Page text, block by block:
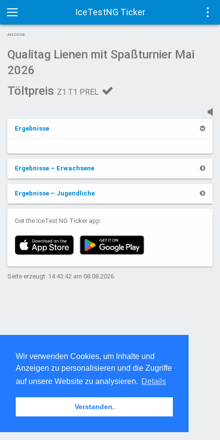
Wir verwenden Cookies, um Inhalte und
Anzeigen zu personalisieren und die Zugriffe
auf unsere Website zu analysieren. Details
Verstanden.
IceTestNG Ticker
Toggle
navigation
ANZEIGE
Qualitag Lienen mit Spaßturnier Mai
2026
Töltpreis Z1.T1 PREL
Ergebnisse
Ergebnisse – Erwachsene
Ergebnisse – Jugendliche
Get the IceTest NG Ticker app:
Seite erzeugt: 14:43:42 am 08.08.2026